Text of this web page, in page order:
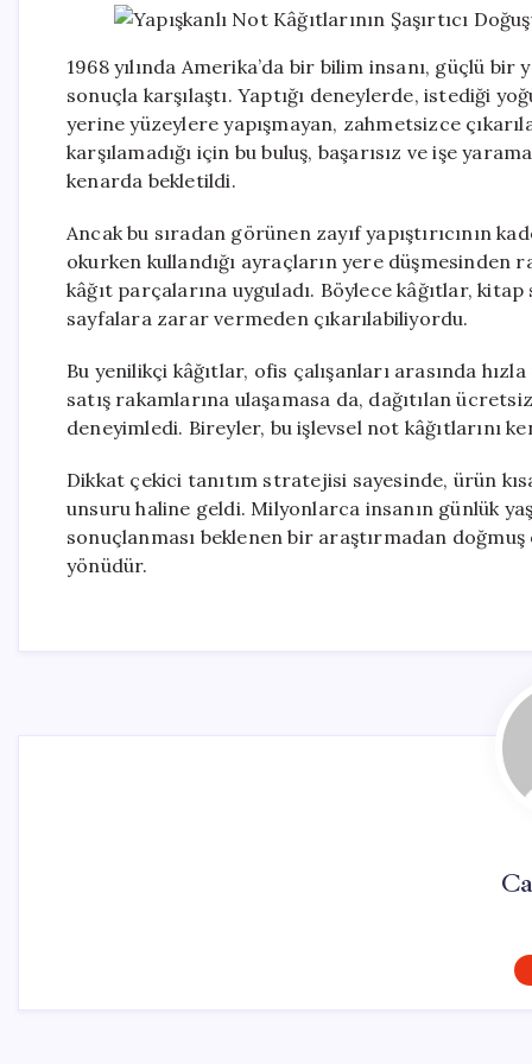
1968 yılında Amerika’da bir bilim insanı, güçlü
sonuçla karşılaştı. Yaptığı deneylerde, istediği
yerine yüzeylere yapışmayan, zahmetsizce
karşılamadığı için bu buluş, başarısız ve işe
kenarda bekletildi.
Ancak bu sıradan görünen zayıf yapıştırıcının
okurken kullandığı ayraçların yere düşmesinden
kâğıt parçalarına uyguladı. Böylece kâğıtlar,
sayfalara zarar vermeden çıkarılabiliyordu.
Bu yenilikçi kâğıtlar, ofis çalışanları arasında
satış rakamlarına ulaşamasa da, dağıtılan
deneyimledi. Bireyler, bu işlevsel not kâğıtlarını
Dikkat çekici tanıtım stratejisi sayesinde, ürün
unsuru haline geldi. Milyonlarca insanın günlük
sonuçlanması beklenen bir araştırmadan
yönüdür.